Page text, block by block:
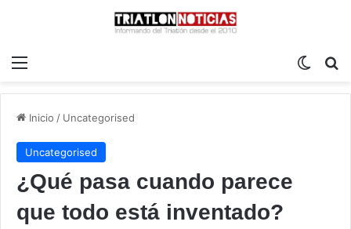
Inicio / Uncategorised
Uncategorised
¿Qué pasa cuando parece
que todo está inventado?